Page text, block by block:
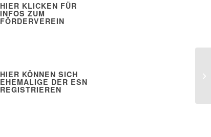
HIER KLICKEN FÜR
INFOS ZUM
FÖRDERVEREIN
HIER KÖNNEN SICH
EHEMALIGE DER ESN
REGISTRIEREN